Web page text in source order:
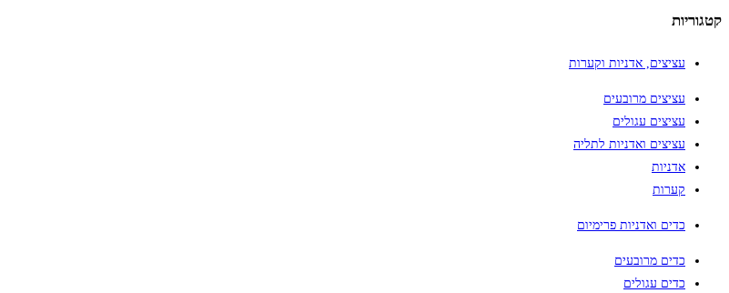
קטגוריות
עציצים, אדניות וקערות
עציצים מרובעים
עציצים עגולים
עציצים ואדניות לתליה
אדניות
קערות
כדים ואדניות פרימיום
כדים מרובעים
כדים עגולים